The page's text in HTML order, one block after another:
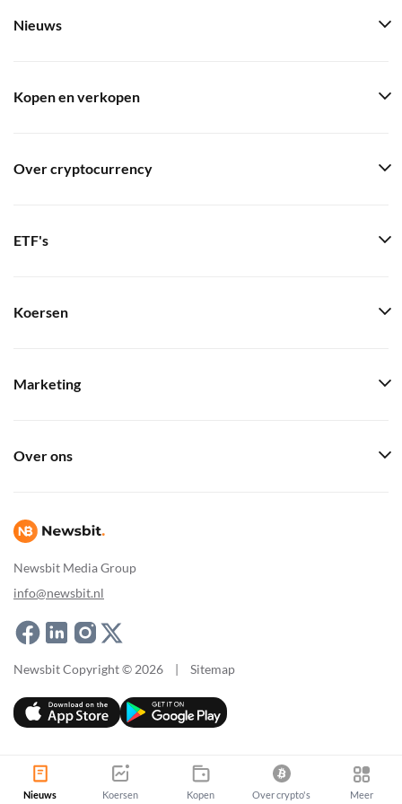
Newsbit Media Group
info@newsbit.nl
Nieuws
Kopen en verkopen
Over cryptocurrency
ETF's
Koersen
Marketing
Over ons
Newsbit Copyright © 2026 | Sitemap
Nieuws Koersen Kopen Over crypto's Meer